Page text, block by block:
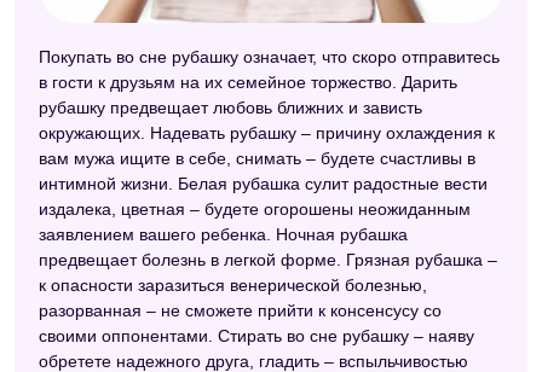
Покупать во сне рубашку означает, что скоро отправитесь
в гости к друзьям на их семейное торжество. Дарить
рубашку предвещает любовь ближних и зависть
окружающих. Надевать рубашку – причину охлаждения к
вам мужа ищите в себе, снимать – будете счастливы в
интимной жизни. Белая рубашка сулит радостные вести
издалека, цветная – будете огорошены неожиданным
заявлением вашего ребенка. Ночная рубашка
предвещает болезнь в легкой форме. Грязная рубашка –
к опасности заразиться венерической болезнью,
разорванная – не сможете прийти к консенсусу со
своими оппонентами. Стирать во сне рубашку – наяву
обретете надежного друга, гладить – вспыльчивостью